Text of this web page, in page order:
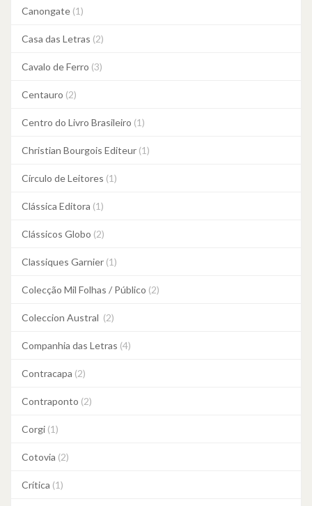
Canongate (1)
Casa das Letras (2)
Cavalo de Ferro (3)
Centauro (2)
Centro do Livro Brasileiro (1)
Christian Bourgois Editeur (1)
Círculo de Leitores (1)
Clássica Editora (1)
Clássicos Globo (2)
Classiques Garnier (1)
Colecção Mil Folhas / Público (2)
Coleccion Austral (2)
Companhia das Letras (4)
Contracapa (2)
Contraponto (2)
Corgi (1)
Cotovia (2)
Crítica (1)